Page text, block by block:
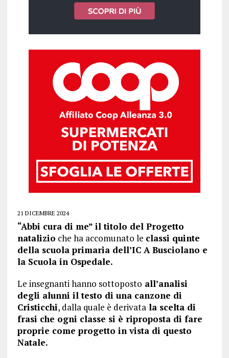
21 DICEMBRE 2024
“Abbi cura di me” il titolo del Progetto
natalizio che ha accomunato le classi quinte
della scuola primaria dell’IC A Busciolano e
la Scuola in Ospedale.
Le insegnanti hanno sottoposto all’analisi
degli alunni il testo di una canzone di
Cristicchi, dalla quale è derivatala scelta di
frasi che ogni classe si è riproposta di fare
proprie come progetto in vista di questo
Natale.